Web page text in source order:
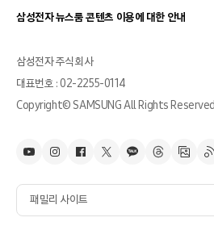
삼성전자 뉴스룸 콘텐츠 이용에 대한 안내
삼성전자 주식회사
대표번호 : 02-2255-0114
Copyright© SAMSUNG All Rights
패밀리 사이트